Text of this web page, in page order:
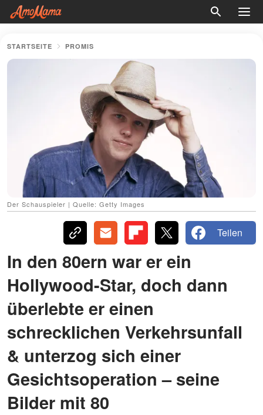
STARTSEITE PROMIS
Der Schauspieler | Quelle: Getty Images
Teilen
In den 80ern war er ein
Hollywood-Star, doch dann
überlebte er einen
schrecklichen Verkehrsunfall
& unterzog sich einer
Gesichtsoperation – seine
Bilder mit 80